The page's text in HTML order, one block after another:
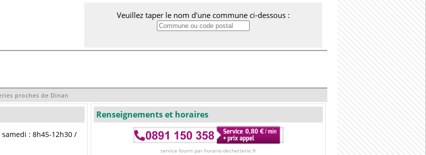
Veuillez taper le nom d'une commune ci-dessous :
proches de Dinan
: 8h45-12h30 /
Renseignements et horaires
service fourni par horaire-dechetterie.fr